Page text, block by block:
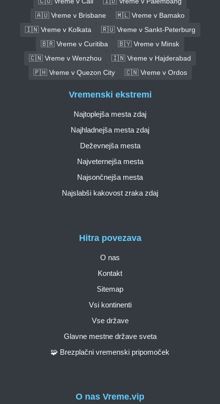
🇦🇺 Vreme v Brisbane
🇲🇱 Vreme v Bamako
🇮🇳 Vreme v Kolkata
🇷🇺 Vreme v Sankt-Peterburg
🇧🇷 Vreme v Curitiba
🇧🇾 Vreme v Minsk
🇨🇳 Vreme v Wenzhou
🇮🇳 Vreme v Hajderabad
🇵🇭 Vreme v Quezon City
🇨🇳 Vreme v Ordos
O nas Vreme.vip
Hitra povezava
O nas
Kontakt
Sitemap
Vsi kontinenti
Vse države
Glavne mestne države sveta
🧩 Brezplačni vremenski pripomoček
Vremenski ekstremi
Najtoplejša mesta zdaj
Najhladnejša mesta zdaj
Deževnejša mesta
Najveternejša mesta
Najsončnejša mesta
Najslabši kakovost zraka zdaj